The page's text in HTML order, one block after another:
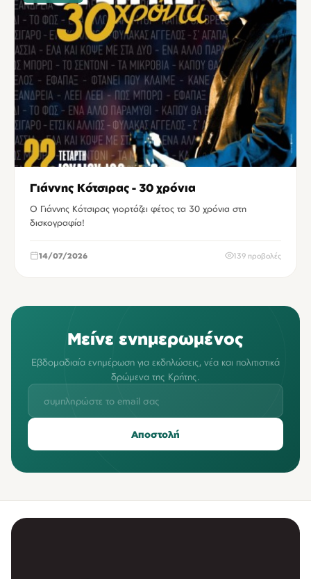
Γιάννης Κότσιρας - 30 χρόνια
Ο Γιάννης Κότσιρας γιορτάζει φέτος τα 30 χρόνια στη
δισκογραφία!
14/07/2026 139 προβολές
Μείνε ενημερωμένος
Εβδομαδιαία ενημέρωση για εκδηλώσεις, νέα και πολιτιστικά
δρώμενα της Κρήτης.
Αποστολή